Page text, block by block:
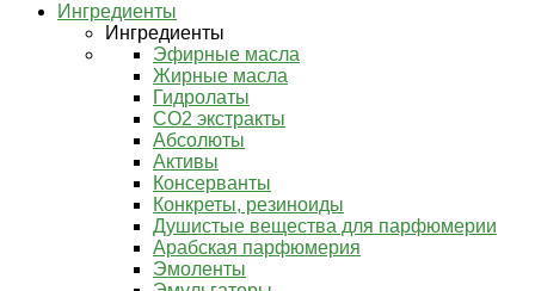
Ингредиенты
Ингредиенты
Эфирные масла
Жирные масла
Гидролаты
СО2 экстракты
Абсолюты
Активы
Консерванты
Конкреты, резиноиды
Душистые вещества для парфюмерии
Арабская парфюмерия
Эмоленты